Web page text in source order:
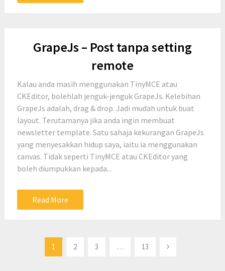
GrapeJs – Post tanpa setting
remote
Kalau anda masih menggunakan TinyMCE atau
CKEditor, bolehlah jenguk-jenguk GrapeJs. Kelebihan
GrapeJs adalah, drag & drop. Jadi mudah untuk buat
layout. Terutamanya jika anda ingin membuat
newsletter template. Satu sahaja kekurangan GrapeJs
yang menyesakkan hidup saya, iaitu ia menggunakan
canvas. Tidak seperti TinyMCE atau CKEditor yang
boleh diumpukkan kepada...
Read More
1 2 3 … 13